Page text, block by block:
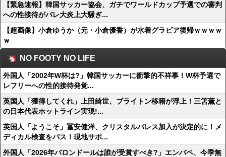
【緊急速報】韓国サッカー協会、ガチでワールドカップ予選での審判
への性接待がバレ大炎上大騒ぎ...
【超画像】小倉ゆうか（元・小倉優香）が水着グラビア復帰ｗｗｗｗ
ｗ
NO FOOTY NO LIFE
外国人「2002年W杯は?」韓国サッカーに衝撃的不祥事！W杯予選で
レフリーへの性的接待発覚...
英国人「獲得してくれ」上田綺世、ブライトン移籍が浮上！三笘薫と
の日本代表ホットライン実現!...
英国人「ようこそ」冨安健洋、クリスタルパレス加入が決定的に！メ
ディカル検査をパス！現地サポ...
外国人「2026年バロンドールは誰が受賞すべき?」エンバペ、今季無